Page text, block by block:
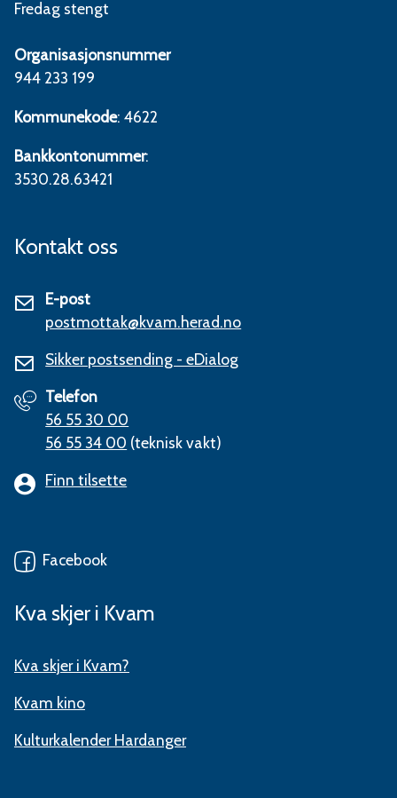
Fredag stengt
Organisasjonsnummer
944 233 199
Kommunekode: 4622
Bankkontonummer:
3530.28.63421
Kontakt oss
E-post
postmottak@kvam.herad.no
Sikker postsending - eDialog
Telefon
56 55 30 00
56 55 34 00 (teknisk vakt)
Finn tilsette
Facebook
Kva skjer i Kvam
Kva skjer i Kvam?
Kvam kino
Kulturkalender Hardanger